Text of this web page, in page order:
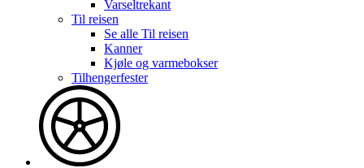
Varseltrekant
Til reisen
Se alle Til reisen
Kanner
Kjøle og varmebokser
Tilhengerfester